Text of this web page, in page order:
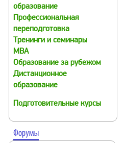
образование
Профессиональная
переподготовка
Тренинги и семинары
MBA
Образование за рубежом
Дистанционное
образование
Подготовительные курсы